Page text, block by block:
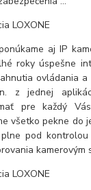
aj IP
roky úspešne
ovládania
z jednej
pre každý
všetko pekne do
pod
kamerovým